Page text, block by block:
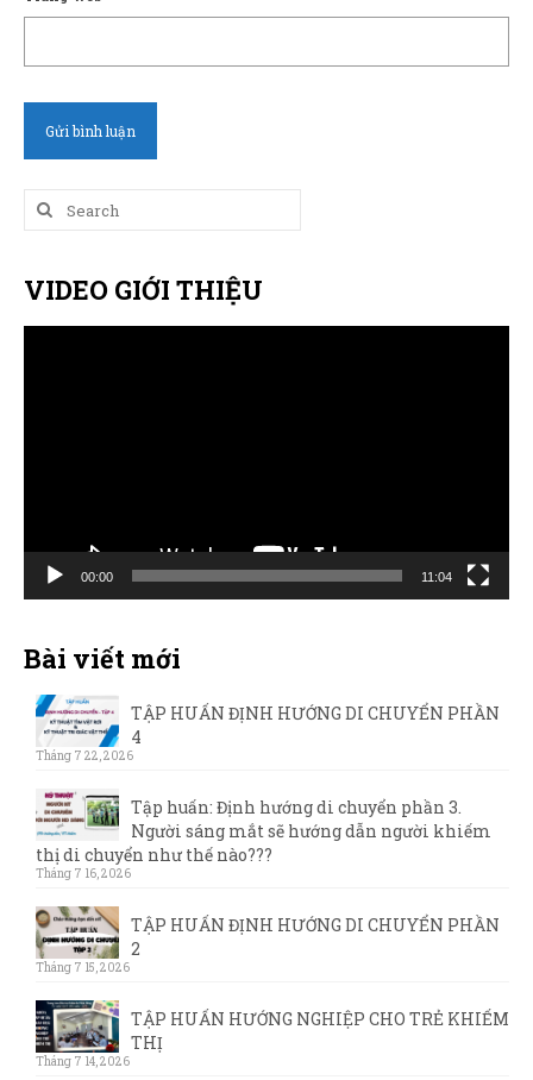
Search
for:
VIDEO GIỚI THIỆU
00:00 11:04
Bài viết mới
TẬP HUẤN ĐỊNH HƯỚNG DI CHUYỂN PHẦN
4
Tháng 7 22, 2026
Tập huấn: Định hướng di chuyển phần 3.
Người sáng mắt sẽ hướng dẫn người khiếm
thị di chuyển như thế nào???
Tháng 7 16, 2026
TẬP HUẤN ĐỊNH HƯỚNG DI CHUYỂN PHẦN
2
Tháng 7 15, 2026
TẬP HUẤN HƯỚNG NGHIỆP CHO TRẺ KHIẾM
THỊ
Tháng 7 14, 2026